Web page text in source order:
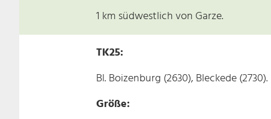
1 km südwestlich von Garze.
TK25:
Bl. Boizenburg (2630), Bleckede (2730).
Größe: